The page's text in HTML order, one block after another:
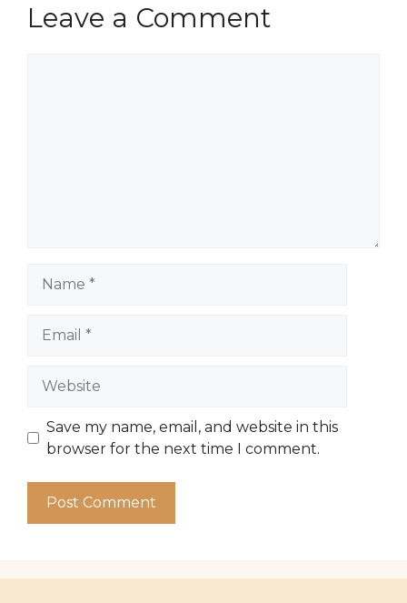
Leave a Comment
Save my name, email, and website in this
browser for the next time I comment.